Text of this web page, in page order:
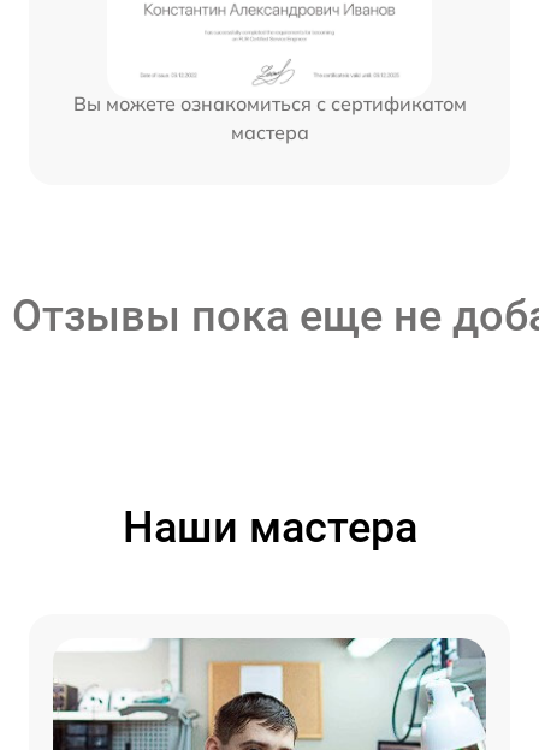
Вы можете ознакомиться с сертификатом
мастера
Отзывы пока еще не
Наши мастера